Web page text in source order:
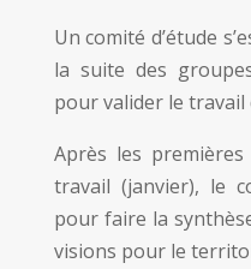
Un comité d’étude
la suite des
pour valider le travail
Après les
travail (janvier), le
pour faire la
visions pour le